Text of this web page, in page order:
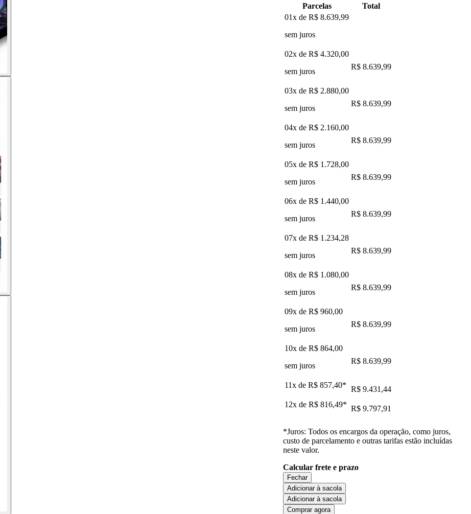
Parcelas
Total
01x de R$ 8.639,99
sem juros
02x de R$ 4.320,00
sem juros
R$ 8.639,99
03x de R$ 2.880,00
sem juros
R$ 8.639,99
04x de R$ 2.160,00
sem juros
R$ 8.639,99
05x de R$ 1.728,00
sem juros
R$ 8.639,99
06x de R$ 1.440,00
sem juros
R$ 8.639,99
07x de R$ 1.234,28
sem juros
R$ 8.639,99
08x de R$ 1.080,00
sem juros
R$ 8.639,99
09x de R$ 960,00
sem juros
R$ 8.639,99
10x de R$ 864,00
sem juros
R$ 8.639,99
11x de R$ 857,40* R$ 9.431,44
12x de R$ 816,49* R$ 9.797,91
*Juros: Todos os encargos da operação, como juros,
custo de parcelamento e outras tarifas estão incluídas
neste valor.
Calcular frete e prazo
Fechar
Adicionar à sacola
Adicionar à sacola
Comprar agora